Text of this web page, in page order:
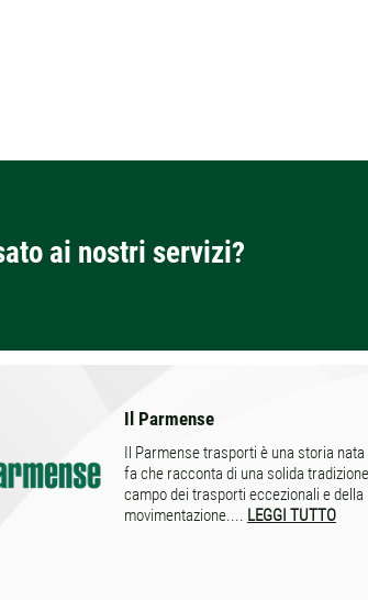
ai nostri servizi?
Il Parmense
Il Parmense trasporti è una storia nata
fa che racconta di una solida
campo dei trasporti eccezionali e della
movimentazione.... LEGGI TUTTO